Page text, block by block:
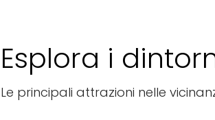
Esplora i
Le principali attrazioni nelle